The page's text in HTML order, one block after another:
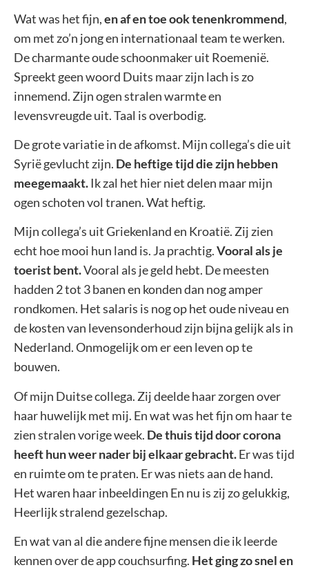
Wat was het fijn,en af en toe ook tenenkrommend,
om met zo’n jong en internationaal team te werken.
De charmante oude schoonmaker uit Roemenië.
Spreekt geen woord Duits maar zijn lach is zo
innemend. Zijn ogen stralen warmte en
levensvreugde uit. Taal is overbodig.
De grote variatie in de afkomst. Mijn collega’s die uit
Syrië gevlucht zijn. De heftige tijd die zijn hebben
meegemaakt. Ik zal het hier niet delen maar mijn
ogen schoten vol tranen. Wat heftig.
Mijn collega’s uit Griekenland en Kroatië. Zij zien
echt hoe mooi hun land is. Ja prachtig.Vooral als je
toerist bent.Vooral als je geld hebt. De meesten
hadden 2 tot 3 banen en konden dan nog amper
rondkomen. Het salaris is nog op het oude niveau en
de kosten van levensonderhoud zijn bijna gelijk als in
Nederland. Onmogelijk om er een leven op te
bouwen.
Of mijn Duitse collega. Zij deelde haar zorgen over
haar huwelijk met mij. En wat was het fijn om haar te
zien stralen vorige week. De thuis tijd door corona
heeft hun weer nader bij elkaar gebracht.Er was tijd
en ruimte om te praten. Er was niets aan de hand.
Het waren haar inbeeldingen En nu is zij zo gelukkig,
Heerlijk stralend gezelschap.
En wat van al die andere fijne mensen die ik leerde
kennen over de app couchsurfing. Het ging zo snel en